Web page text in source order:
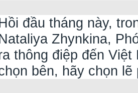
đầu tháng này,
Zhynkina,
thông điệp đến Việt
bên, hãy chọn lẽ